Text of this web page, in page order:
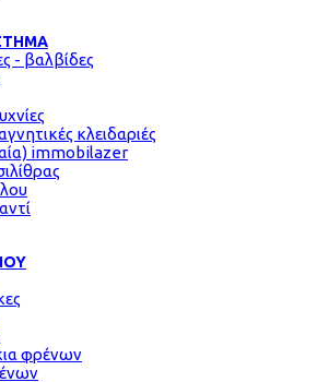
- βαλβίδες
κλειδαριές
immobilazer
φρένων